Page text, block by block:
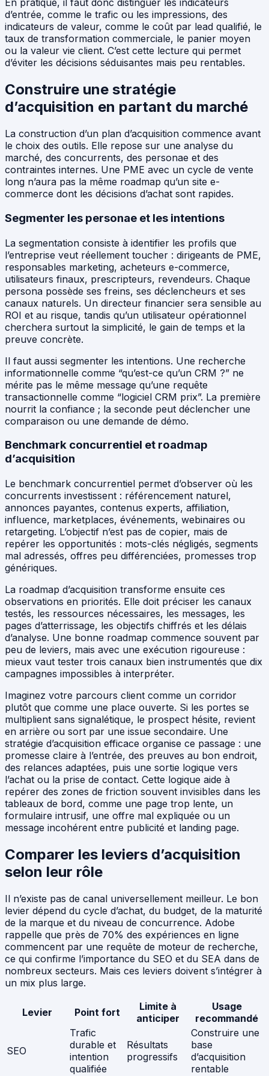
En pratique, il faut donc distinguer les indicateurs
d’entrée, comme le trafic ou les impressions, des
indicateurs de valeur, comme le coût par lead qualifié, le
taux de transformation commerciale, le panier moyen
ou la valeur vie client. C’est cette lecture qui permet
d’éviter les décisions séduisantes mais peu rentables.
Construire une stratégie
d’acquisition en partant du marché
La construction d’un plan d’acquisition commence avant
le choix des outils. Elle repose sur une analyse du
marché, des concurrents, des personae et des
contraintes internes. Une PME avec un cycle de vente
long n’aura pas la même roadmap qu’un site e-
commerce dont les décisions d’achat sont rapides.
Segmenter les personae et les intentions
La segmentation consiste à identifier les profils que
l’entreprise veut réellement toucher : dirigeants de PME,
responsables marketing, acheteurs e-commerce,
utilisateurs finaux, prescripteurs, revendeurs. Chaque
persona possède ses freins, ses déclencheurs et ses
canaux naturels. Un directeur financier sera sensible au
ROI et au risque, tandis qu’un utilisateur opérationnel
cherchera surtout la simplicité, le gain de temps et la
preuve concrète.
Il faut aussi segmenter les intentions. Une recherche
informationnelle comme “qu’est-ce qu’un CRM ?” ne
mérite pas le même message qu’une requête
transactionnelle comme “logiciel CRM prix”. La première
nourrit la confiance ; la seconde peut déclencher une
comparaison ou une demande de démo.
Benchmark concurrentiel et roadmap
d’acquisition
Le benchmark concurrentiel permet d’observer où les
concurrents investissent : référencement naturel,
annonces payantes, contenus experts, affiliation,
influence, marketplaces, événements, webinaires ou
retargeting. L’objectif n’est pas de copier, mais de
repérer les opportunités : mots-clés négligés, segments
mal adressés, offres peu différenciées, promesses trop
génériques.
La roadmap d’acquisition transforme ensuite ces
observations en priorités. Elle doit préciser les canaux
testés, les ressources nécessaires, les messages, les
pages d’atterrissage, les objectifs chiffrés et les délais
d’analyse. Une bonne roadmap commence souvent par
peu de leviers, mais avec une exécution rigoureuse :
mieux vaut tester trois canaux bien instrumentés que dix
campagnes impossibles à interpréter.
Imaginez votre parcours client comme un corridor
plutôt que comme une place ouverte. Si les portes se
multiplient sans signalétique, le prospect hésite, revient
en arrière ou sort par une issue secondaire. Une
stratégie d’acquisition efficace organise ce passage : une
promesse claire à l’entrée, des preuves au bon endroit,
des relances adaptées, puis une sortie logique vers
l’achat ou la prise de contact. Cette logique aide à
repérer des zones de friction souvent invisibles dans les
tableaux de bord, comme une page trop lente, un
formulaire intrusif, une offre mal expliquée ou un
message incohérent entre publicité et landing page.
Comparer les leviers d’acquisition
selon leur rôle
Il n’existe pas de canal universellement meilleur. Le bon
levier dépend du cycle d’achat, du budget, de la maturité
de la marque et du niveau de concurrence. Adobe
rappelle que près de 70% des expériences en ligne
commencent par une requête de moteur de recherche,
ce qui confirme l’importance du SEO et du SEA dans de
nombreux secteurs. Mais ces leviers doivent s’intégrer à
un mix plus large.
Levier Point fort
Limite à
anticiper
Usage
recommandé
SEO
Trafic
durable et
intention
qualifiée
Résultats
progressifs
Construire une
base
d’acquisition
rentable